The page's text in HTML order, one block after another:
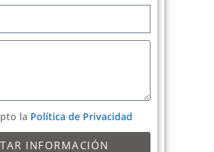
la Política de Privacidad
INFORMACIÓN